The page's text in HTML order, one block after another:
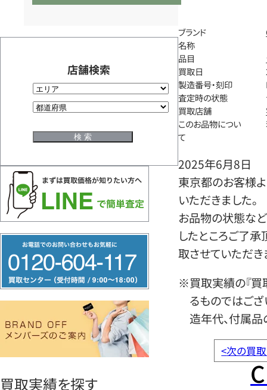
店舗検索
リ
ー
ヤ
買取実績を探す
ブランド
名称
品目
買取日
製造番号・刻印
査定時の状態
買取店舗
このお品物につい
て
2025年6月8日
東京都のお客様
いただきました。
お品物の状態など
したところご了
取させていただき
※買取実績の『買
るものではござ
造年代、付属品
<次の買